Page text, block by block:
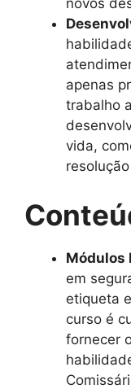
novos
apenas
trabalho
vida,
Módulos
em
etiqueta
curso é
fornecer